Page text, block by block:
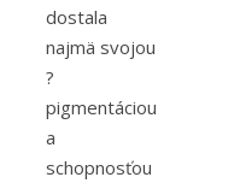
dostala
najmä svojou
?️
pigmentáciou
a
schopnosťou